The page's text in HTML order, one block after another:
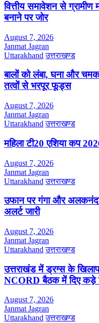
वित्तीय समावेशन से
बनाने पर जोर
August 7, 2026
Janmat Jagran
Uttarakhand उत्तराखण्ड
बालों को लंबा, घना और
तत्वों से भरपूर फूड्स
August 7, 2026
Janmat Jagran
Uttarakhand उत्तराखण्ड
महिला टी20 एशिया कप
August 7, 2026
Janmat Jagran
Uttarakhand उत्तराखण्ड
उफान पर गंगा और
अलर्ट जारी
August 7, 2026
Janmat Jagran
Uttarakhand उत्तराखण्ड
उत्तराखंड में ड्रग्स के
NCORD बैठक में दिए कड़े
August 7, 2026
Janmat Jagran
Uttarakhand उत्तराखण्ड